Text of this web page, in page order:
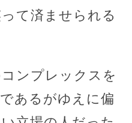
て済ませられる
ンプレックスを
あるがゆえに偏